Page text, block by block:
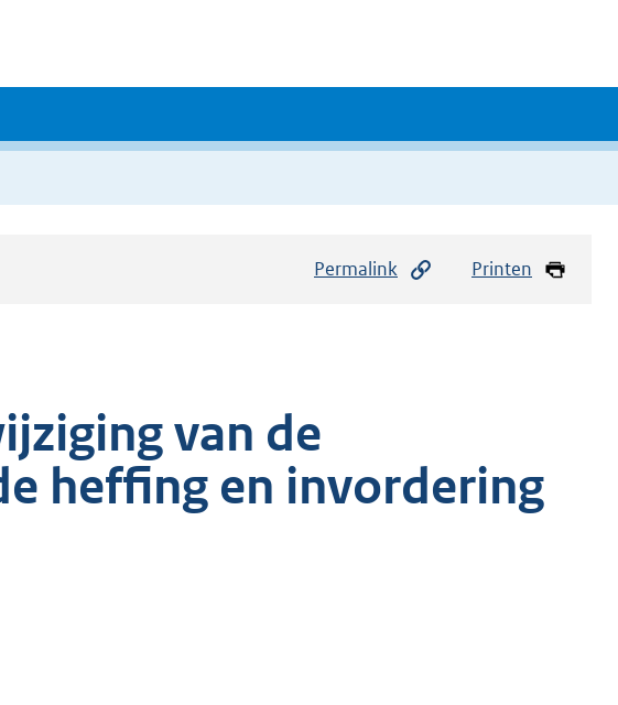
Permalink Printen
van de
heffing en invordering